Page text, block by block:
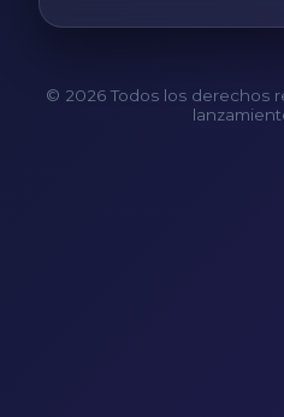
© 2026 Todos los derechos